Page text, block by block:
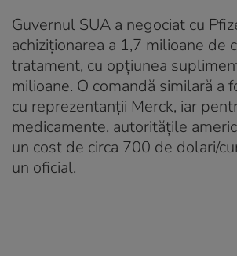
Guvernul SUA a negociat cu
achiziționarea a 1,7 milioane de
tratament, cu opțiunea
milioane. O comandă similară a
cu reprezentanții Merck, iar
medicamente, autoritățile
un cost de circa 700 de dolari/
un oficial.